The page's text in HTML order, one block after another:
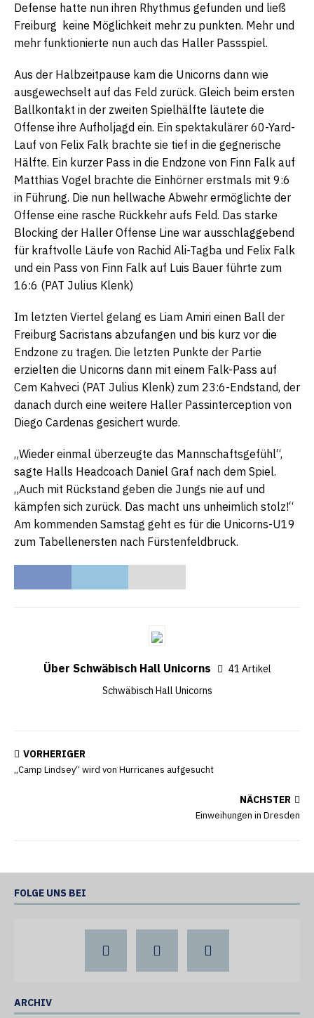
Defense hatte nun ihren Rhythmus gefunden und ließ
Freiburg keine Möglichkeit mehr zu punkten. Mehr und
mehr funktionierte nun auch das Haller Passspiel.
Aus der Halbzeitpause kam die Unicorns dann wie
ausgewechselt auf das Feld zurück. Gleich beim ersten
Ballkontakt in der zweiten Spielhälfte läutete die
Offense ihre Aufholjagd ein. Ein spektakulärer 60-Yard-
Lauf von Felix Falk brachte sie tief in die gegnerische
Hälfte. Ein kurzer Pass in die Endzone von Finn Falk auf
Matthias Vogel brachte die Einhörner erstmals mit 9:6
in Führung. Die nun hellwache Abwehr ermöglichte der
Offense eine rasche Rückkehr aufs Feld. Das starke
Blocking der Haller Offense Line war ausschlaggebend
für kraftvolle Läufe von Rachid Ali-Tagba und Felix Falk
und ein Pass von Finn Falk auf Luis Bauer führte zum
16:6 (PAT Julius Klenk)
Im letzten Viertel gelang es Liam Amiri einen Ball der
Freiburg Sacristans abzufangen und bis kurz vor die
Endzone zu tragen. Die letzten Punkte der Partie
erzielten die Unicorns dann mit einem Falk-Pass auf
Cem Kahveci (PAT Julius Klenk) zum 23:6-Endstand, der
danach durch eine weitere Haller Passinterception von
Diego Cardenas gesichert wurde.
„Wieder einmal überzeugte das Mannschaftsgefühl“,
sagte Halls Headcoach Daniel Graf nach dem Spiel.
„Auch mit Rückstand geben die Jungs nie auf und
kämpfen sich zurück. Das macht uns unheimlich stolz!“
Am kommenden Samstag geht es für die Unicorns-U19
zum Tabellenersten nach Fürstenfeldbruck.
Über Schwäbisch Hall Unicorns
41 Artikel
Schwäbisch Hall Unicorns
VORHERIGER
„Camp Lindsey“ wird von Hurricanes aufgesucht
NÄCHSTER
Einweihungen in Dresden
FOLGE UNS BEI
ARCHIV